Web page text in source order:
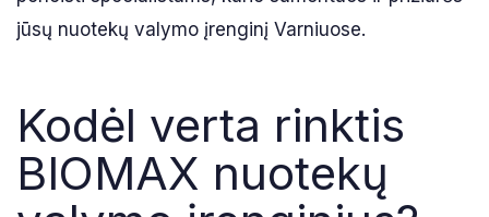
jūsų nuotekų valymo įrenginį Varniuose.
Kodėl verta rinktis
BIOMAX nuotekų